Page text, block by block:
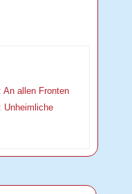
An allen Fronten
Unheimliche